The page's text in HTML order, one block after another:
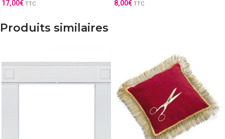
17,00€ TTC 8,00€ TTC
Produits similaires